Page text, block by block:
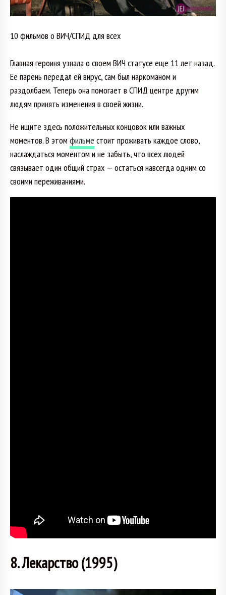
10 фильмов о ВИЧ/СПИД для всех
Главная героиня узнала о своем ВИЧ статусе еще 11 лет назад.
Ее парень передал ей вирус, сам был наркоманом и
раздолбаем. Теперь она помогает в СПИД центре другим
людям принять изменения в своей жизни.
Не ищите здесь положительных концовок или важных
моментов. В этом фильме стоит проживать каждое слово,
наслаждаться моментом и не забыть, что всех людей
связывает один общий страх — остаться навсегда одним со
своими переживаниями.
8. Лекарство (1995)